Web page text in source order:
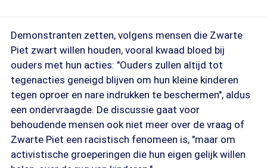
Demonstranten zetten, volgens mensen die Zwarte
Piet zwart willen houden, vooral kwaad bloed bij
ouders met hun acties: "Ouders zullen altijd tot
tegenacties geneigd blijven om hun kleine kinderen
tegen oproer en nare indrukken te beschermen", aldus
een ondervraagde. De discussie gaat voor
behoudende mensen ook niet meer over de vraag of
Zwarte Piet een racistisch fenomeen is, "maar om
activistische groeperingen die hun eigen gelijk willen